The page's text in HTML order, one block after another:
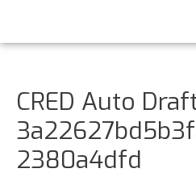
CRED Auto
2380a4dfd